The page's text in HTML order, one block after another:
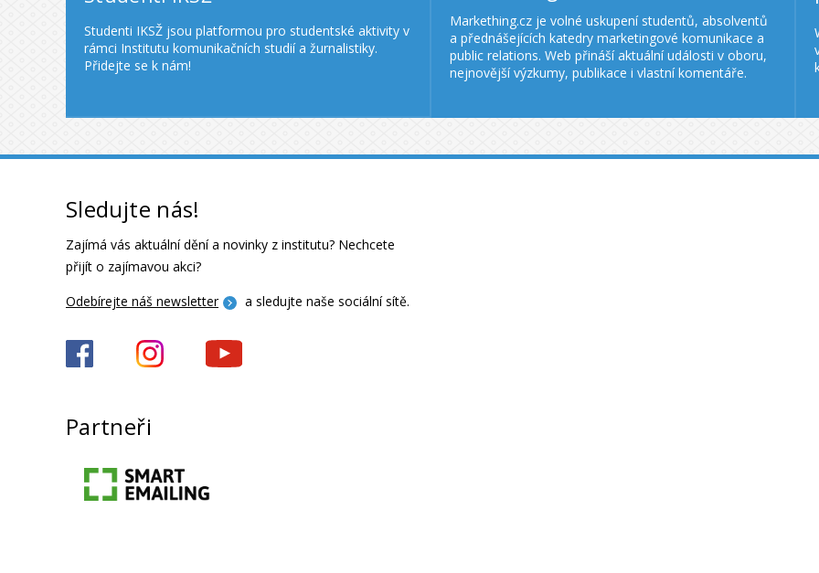
Studenti IKSŽ jsou platformou pro studentské aktivity v
rámci Institutu komunikačních studií a žurnalistiky.
Přidejte se k nám!
Markething.cz je volné uskupení studentů, absolventů
a přednášejících katedry marketingové komunikace a
public relations. Web přináší aktuální události v oboru,
nejnovější výzkumy, publikace i vlastní komentáře.
Sledujte nás!
Zajímá vás aktuální dění a novinky z institutu? Nechcete
přijít o zajímavou akci?
Odebírejte náš newsletter
a sledujte naše sociální sítě.
Partneři